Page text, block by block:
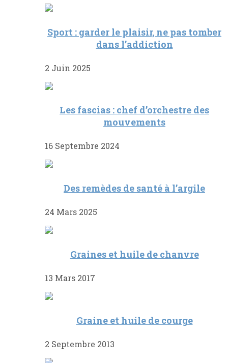
Sport : garder le plaisir, ne pas tomber
dans l’addiction
2 Juin 2025
Les fascias : chef d’orchestre des
mouvements
16 Septembre 2024
Des remèdes de santé à l’argile
24 Mars 2025
Graines et huile de chanvre
13 Mars 2017
Graine et huile de courge
2 Septembre 2013